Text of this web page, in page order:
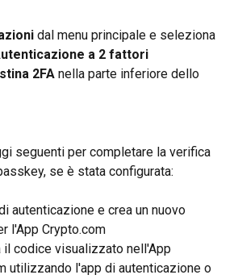
dal menu principale e seleziona
a 2 fattori
2FA nella parte inferiore dello
seguenti per completare la verifica
se è stata configurata:
autenticazione e crea un nuovo
l'App Crypto.com
il codice visualizzato nell'App
utilizzando l'app di autenticazione o